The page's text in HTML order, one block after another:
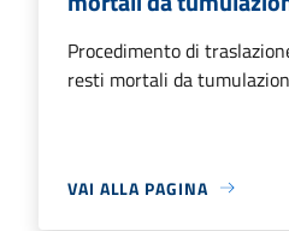
Procedimento di
resti mortali da
VAI ALLA PAGINA